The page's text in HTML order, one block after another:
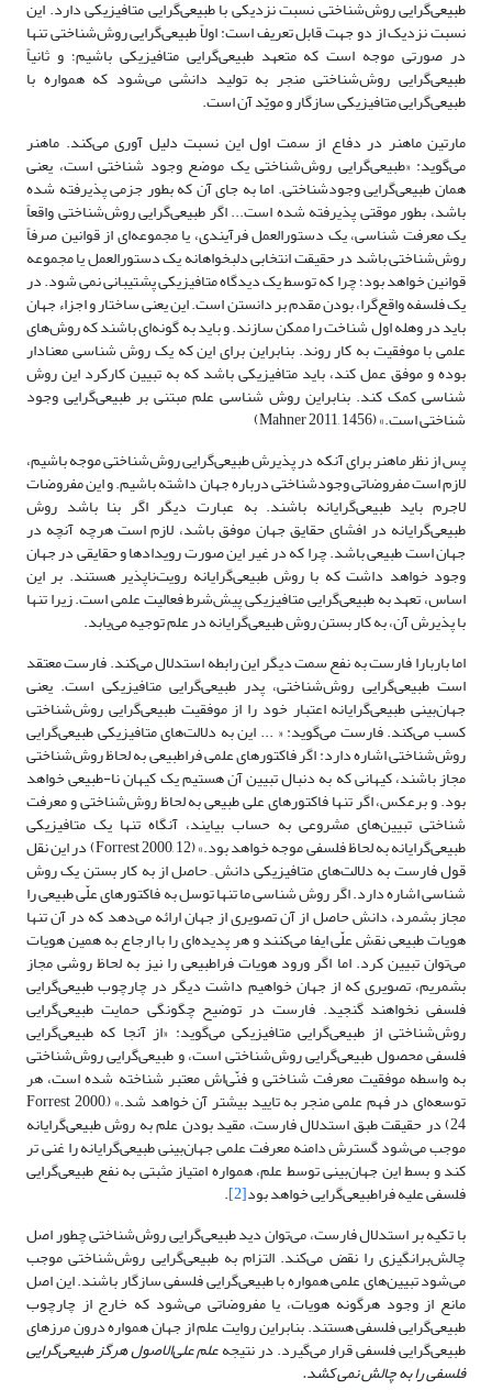
‌طبیعی‌گرایی روش‌شناختی نسبت نزدیکی با ‌طبیعی‌گرایی متافیزیکی دارد. این
نسبت نزدیک از دو جهت قابل تعریف است: اولاً ‌طبیعی‌گرایی روش‌شناختی تنها
در صورتی موجه است که متعهد ‌طبیعی‌گرایی متافیزیکی باشیم؛ و ثانیاً
‌طبیعی‌گرایی روش‌شناختی منجر به تولید دانشی می‌شود که همواره با
‌طبیعی‌گرایی متافیزیکی سازگار و مویّد آن است.
مارتین ماهنر در دفاع از سمت اول این نسبت دلیل آوری می‌کند. ماهنر
می‌گوید: «‌طبیعی‌گرایی روش‌شناختی یک موضع وجود شناختی است، یعنی
همان ‌طبیعی‌گرایی وجودشناختی. اما به جای آن که بطور جزمی پذیرفته شده
باشد، بطور موقتی پذیرفته شده است... اگر ‌طبیعی‌گرایی روش‌شناختی واقعاً
یک معرفت شناسی، یک دستورالعمل فرآیندی، یا مجموعه‌‌‌ای از قوانین صرفاً
روش‌شناختی باشد در حقیقت انتخابی دلبخواهانه یک دستورالعمل یا مجموعه
قوانین خواهد بود؛ چرا که توسط یک دیدگاه متافیزیکی پشتیبانی نمی شود. در
یک فلسفه واقع‌گرا، بودن مقدم بر دانستن است. این یعنی ساختار و اجزاء جهان
باید در وهله اول شناخت را ممکن سازند. و باید به گونه‌‌‌ای باشند که روش‌‌های
علمی با موفقیت به کار روند. بنابراین برای این که یک روش شناسی معنادار
بوده و موفق عمل کند، باید متافیزیکی باشد که به تبیین کارکرد این روش
شناسی کمک کند. بنابراین روش شناسی علم مبتنی بر ‌طبیعی‌گرایی وجود
شناختی است.» (Mahner 2011, 1456)
پس از نظر ماهنر برای آنکه در پذیرش ‌طبیعی‌گرایی روش‌شناختی موجه باشیم،
لازم است مفروضاتی وجودشناختی درباره جهان داشته باشیم. و این مفروضات
لاجرم باید ‌طبیعی‌گرایانه باشند. به عبارت دیگر اگر بنا باشد روش
‌طبیعی‌گرایانه در افشای حقایق جهان موفق باشد، لازم است هرچه آنچه در
جهان است طبیعی باشد. چرا که در غیر این صورت رویدادها و حقایقی در جهان
وجود خواهد داشت که با روش ‌طبیعی‌گرایانه رویت‌ناپذیر هستند. بر این
اساس، تعهد به ‌طبیعی‌گرایی متافیزیکی پیش‌شرط فعالیت علمی است. زیرا تنها
با پذیرش آن، به کار بستن روش ‌طبیعی‌گرایانه در علم توجیه می‌یابد.
اما باربارا فارست به نفع سمت دیگر این رابطه استدلال می‌کند. فارست معتقد
است ‌طبیعی‌گرایی روش‌شناختی، پدر ‌طبیعی‌گرایی متافیزیکی است. یعنی
‌‌جهان‌بینی ‌طبیعی‌گرایانه اعتبار خود را از موفقیت ‌طبیعی‌گرایی روش‌شناختی
کسب می‌کند. فارست می‌گوید: « ... این به دلالت‌‌های متافیزیکی ‌طبیعی‌گرایی
روش‌شناختی اشاره دارد: اگر فاکتورهای علمی فراطبیعی به لحاظ روش‌شناختی
مجاز باشند، کیهانی که به دنبال تبیین آن هستیم یک کیهان نا-طبیعی خواهد
بود. و برعکس، اگر تنها فاکتورهای علی طبیعی به لحاظ روش‌شناختی و معرفت
شناختی تبیین‌‌های مشروعی به حساب بیایند، آنگاه تنها یک متافیزیکی
‌طبیعی‌گرایانه به لحاظ فلسفی موجه خواهد بود.» (Forrest 2000, 12) در این نقل
قول فارست به دلالت‌‌های متافیزیکی دانش ِ حاصل از به کار بستن یک روش
شناسی اشاره دارد. اگر روش شناسی ما تنها توسل به فاکتورهای علّی طبیعی را
مجاز بشمرد، دانش حاصل از آن تصویری از جهان ارائه می‌دهد که در آن تنها
هویات طبیعی نقش علّی ایفا می‌کنند و هر پدیده‌‌‌ای را با ارجاع به همین هویات
می‌توان تبیین کرد. اما اگر ورود هویات فراطبیعی را نیز به لحاظ روشی مجاز
بشمریم، تصویری که از جهان خواهیم داشت دیگر در چارچوب ‌طبیعی‌گرایی
فلسفی نخواهند گنجید. فارست در توضیح چگونگی حمایت ‌طبیعی‌گرایی
روش‌شناختی از ‌طبیعی‌گرایی متافیزیکی می‌گوید: «از آنجا که ‌طبیعی‌گرایی
فلسفی محصول ‌طبیعی‌گرایی روش‌شناختی است، و ‌طبیعی‌گرایی روش‌شناختی
به واسطه موفقیت معرفت شناختی و فنّی‌اش معتبر شناخته شده است، هر
توسعه‌‌‌ای در فهم علمی منجر به تایید بیشتر آن خواهد شد.» (Forrest 2000,
24) در حقیقت طبق استدلال فارست، مقید بودن علم به روش ‌طبیعی‌گرایانه
موجب می‌شود گسترش دامنه معرفت علمی ‌‌جهان‌بینی ‌طبیعی‌گرایانه را غنی تر
کند و بسط این ‌‌جهان‌بینی توسط علم، همواره امتیاز مثبتی به نفع ‌طبیعی‌گرایی
فلسفی علیه فرا‌طبیعی‌گرایی خواهد بود[2]
.
با تکیه بر استدلال فارست، می‌توان دید ‌طبیعی‌گرایی روش‌شناختی چطور اصل
چالش‌برانگیزی را نقض می‌کند. التزام به ‌طبیعی‌گرایی روش‌شناختی موجب
می‌شود تبیین‌‌های علمی همواره با ‌طبیعی‌گرایی فلسفی سازگار باشند. این اصل
مانع از وجود هرگونه هویات، یا مفروضاتی می‌شود که خارج از چارچوب
‌طبیعی‌گرایی فلسفی هستند. بنابراین روایت علم از جهان همواره درون مرزهای
‌طبیعی‌گرایی فلسفی قرار می‌گیرد. در نتیجهعلم علی‌الاصول هرگز ‌طبیعی‌گرایی
فلسفی را به چالش نمی کشد.